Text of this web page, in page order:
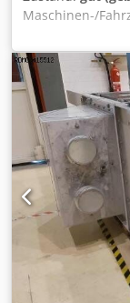
Maschinen-/
26152 Cedpfx
fahrbare
Kesselvolumen
Saugschlauch
x 900 Watt -
Gewicht ca. 90 kg